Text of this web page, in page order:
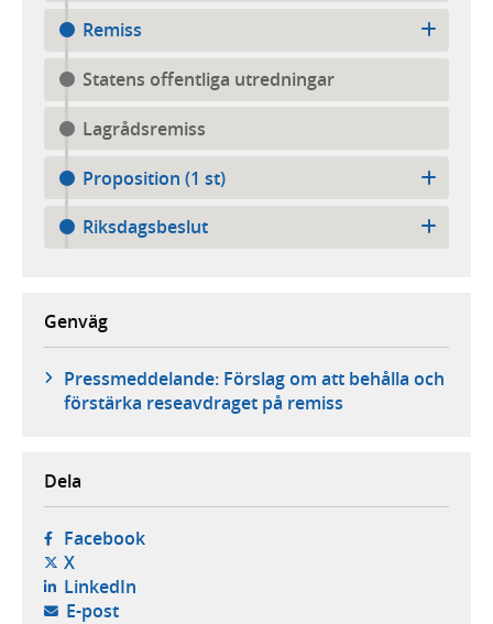
Remiss
Statens offentliga utredningar
Lagrådsremiss
Proposition (1 st)
Riksdagsbeslut
Genväg
Pressmeddelande: Förslag om att behålla och
förstärka reseavdraget på remiss
Dela
Facebook- öppnas i ny flik, extern webbplats,
X- öppnas i ny flik, extern webbplats,
LinkedIn- öppnas i ny flik, extern webbplats,
E-post- öppnar din e-postklient,